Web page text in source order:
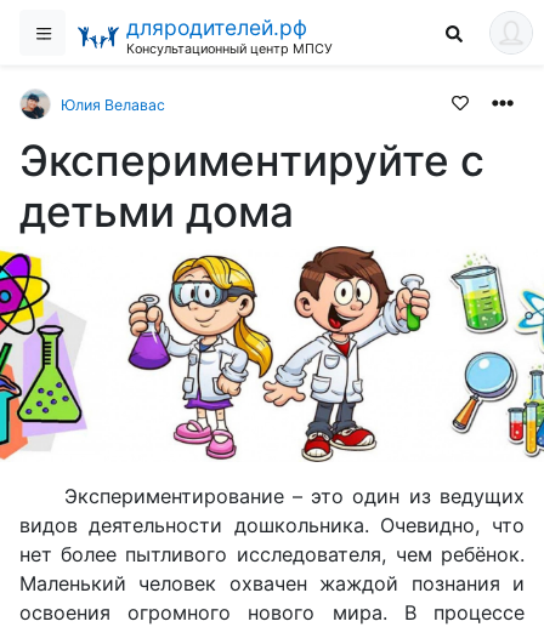
дляродителей.рф
Консультационный центр МПСУ
Юлия Велавас
Экспериментируйте с
детьми дома
Экспериментирование – это один из ведущих
видов деятельности дошкольника. Очевидно, что
нет более пытливого исследователя, чем ребёнок.
Маленький человек охвачен жаждой познания и
освоения огромного нового мира. В процессе